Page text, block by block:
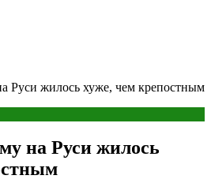
Руси жилось хуже, чем крепостным
на Руси жилось